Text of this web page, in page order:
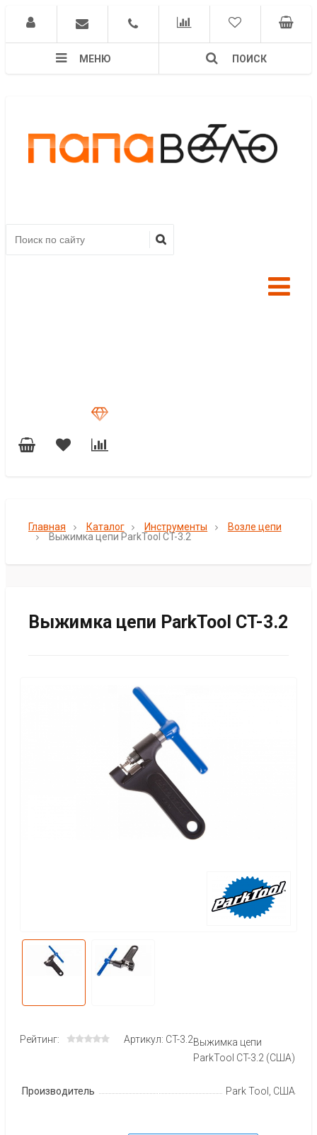
МЕНЮ ПОИСК
Главная Каталог Инструменты
Возле цепи
Выжимка цепи ParkTool CT-3.2
Выжимка цепи ParkTool CT-3.2
Рейтинг: Артикул: CT-3.2Выжимка цепи
ParkTool CT-3.2 (США)
Производитель Park Tool, США